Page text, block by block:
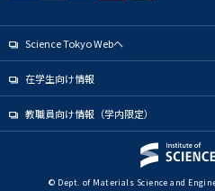
Science Tokyo Webヘ
在学生向け情報
教職員向け情報（学内限定）
© Dept. of Materials Science and